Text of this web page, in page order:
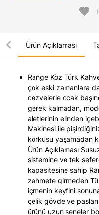
favorite
Ürün Açıklaması
chevron_left
Range Köz Türk
çok eski zamanlara
cezvelerle ocak
gerek kalmadan,
aletlerinin elinden
Makinesi ile
korkusu yaşamadan
Ürün Açıklaması
sistemine ve tek
kapasitesine sahip
zahmete girmeden
içmenin keyfini
çelik gövde ve
ürünü uzun seneler